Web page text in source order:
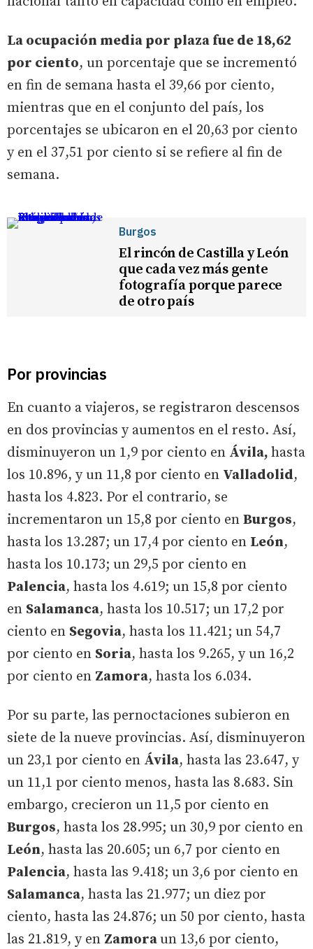
La ocupación media por plaza fue de 18,62
por ciento, un porcentaje que se incrementó
en fin de semana hasta el 39,66 por ciento,
mientras que en el conjunto del país, los
porcentajes se ubicaron en el 20,63 por ciento
y en el 37,51 por ciento si se refiere al fin de
semana.
Burgos
El rincón de Castilla y León
que cada vez más gente
fotografía porque parece
de otro país
Por provincias
En cuanto a viajeros, se registraron descensos
en dos provincias y aumentos en el resto. Así,
disminuyeron un 1,9 por ciento en Ávila, hasta
los 10.896, y un 11,8 por ciento en Valladolid,
hasta los 4.823. Por el contrario, se
incrementaron un 15,8 por ciento en Burgos,
hasta los 13.287; un 17,4 por ciento en León,
hasta los 10.173; un 29,5 por ciento en
Palencia, hasta los 4.619; un 15,8 por ciento
en Salamanca, hasta los 10.517; un 17,2 por
ciento en Segovia, hasta los 11.421; un 54,7
por ciento en Soria, hasta los 9.265, y un 16,2
por ciento en Zamora, hasta los 6.034.
Por su parte, las pernoctaciones subieron en
siete de la nueve provincias. Así, disminuyeron
un 23,1 por ciento en Ávila, hasta las 23.647, y
un 11,1 por ciento menos, hasta las 8.683. Sin
embargo, crecieron un 11,5 por ciento en
Burgos, hasta los 28.995; un 30,9 por ciento en
León, hasta las 20.605; un 6,7 por ciento en
Palencia, hasta las 9.418; un 3,6 por ciento en
Salamanca, hasta las 21.977; un diez por
ciento, hasta las 24.876; un 50 por ciento, hasta
las 21.819, y en Zamoraun 13,6 por ciento,